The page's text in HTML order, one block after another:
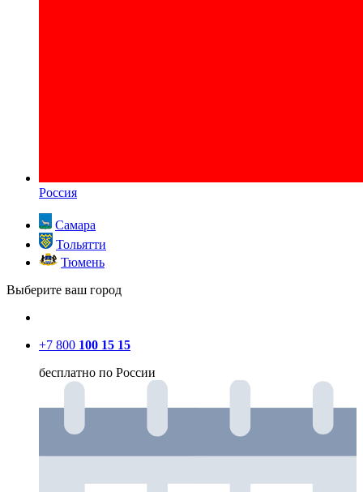
Россия
Самара
Тольятти
Тюмень
Выберите ваш город
+7 800 100 15 15
бесплатно по России